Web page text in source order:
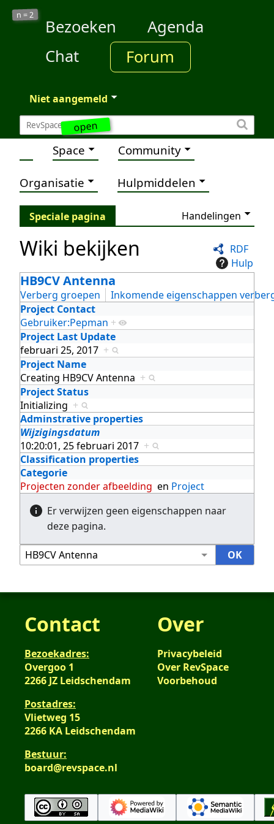
open
n =2
Bezoeken
Agenda
Chat
Forum
Niet aangemeld
Space Community
Organisatie Hulpmiddelen
Speciale pagina Handelingen
RDF
Hulp
Wiki bekijken
HB9CV Antenna
Verberg groepen
Inkomende eigenschappen
Project Contact
Gebruiker:Pepman +
Project Last Update
februari 25, 2017 +
Project Name
Creating HB9CV Antenna +
Project Status
Initializing +
Adminstrative properties
Wijzigingsdatum
10:20:01, 25 februari 2017 +
Classification properties
Categorie
Projecten zonder afbeelding en Project
Er verwijzen geen eigenschappen naar
deze pagina.
Contact
Bezoekadres:
Overgoo 1
2266 JZ Leidschendam
Postadres:
Vlietweg 15
2266 KA Leidschendam
Bestuur:
board@revspace.nl
Over
Privacybeleid
Over RevSpace
Voorbehoud